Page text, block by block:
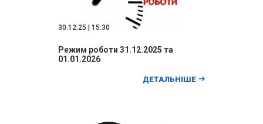
30.12.25 | 15:30
Режим роботи 31.12.2025 та
01.01.2026
ДЕТАЛЬНІШЕ